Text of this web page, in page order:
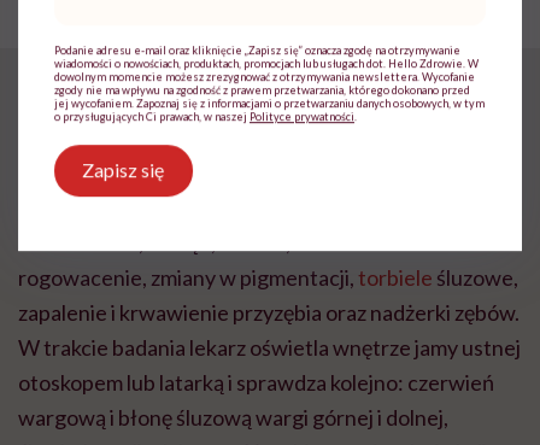
Badanie jamy ustnej
Badanie jamy ustnej umożliwia
rogowacenie, zmiany w pigmentacji,torbiele śluzowe,
zapalenie i krwawienie przyzębia oraz nadżerki zębów.
W trakcie badania lekarz oświetla wnętrze jamy ustnej
otoskopem lub latarką i sprawdza kolejno: czerwień
wargową i błonę śluzową wargi górnej i dolnej,
Podanie adresu e-mail oraz kliknięcie „Zapisz się” oznacza zgodę na otrzymywanie
wiadomości o nowościach, produktach, promocjach lub usługach dot. Hello Zdrowie. W
dowolnym momencie możesz zrezygnować z otrzymywania newslettera. Wycofanie
zgody nie ma wpływu na zgodność z prawem przetwarzania, którego dokonano przed
jej wycofaniem. Zapoznaj się z informacjami o przetwarzaniu danych osobowych, w tym
o przysługujących Ci prawach, w naszej Polityce prywatności
Zapisz się